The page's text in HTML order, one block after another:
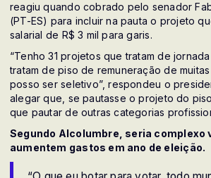
reagiu quando cobrado pelo senador
(PT-ES) para incluir na pauta o projeto
salarial de R$ 3 mil para garis.
“Tenho 31 projetos que tratam de
tratam de piso de remuneração de
posso ser seletivo”, respondeu o
alegar que, se pautasse o projeto do
que pautar de outras categorias
Segundo Alcolumbre, seria complexo
aumentem gastos em ano de eleição.